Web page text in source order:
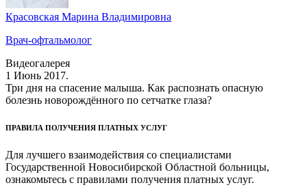
Красовская Марина Владимировна
Врач-офтальмолог
Видеогалерея
1 Июнь 2017.
Три дня на спасение малыша. Как распознать опасную
болезнь новорождённого по сетчатке глаза?
ПРАВИЛА ПОЛУЧЕНИЯ ПЛАТНЫХ УСЛУГ
Для лучшего взаимодействия со специалистами
Государственной Новосибирской Областной больницы,
ознакомьтесь с правилами получения платных услуг.